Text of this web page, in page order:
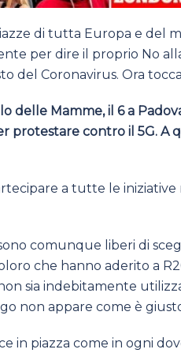
di tutta Europa e del
per dire il proprio No
del Coronavirus. Ora tocca
delle Mamme, il 6 a
protestare contro il 5G.
a tutte le
comunque liberi di
che hanno aderito a
sia indebitamente
non appare come è
in piazza come in ogni